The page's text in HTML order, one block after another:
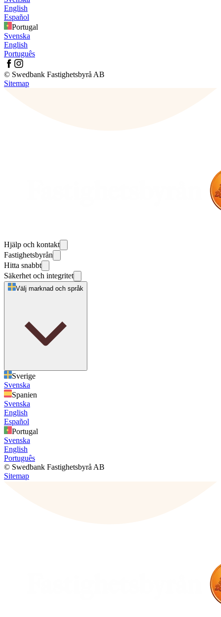
English
Español
Portugal
Svenska
English
Português
© Swedbank Fastighetsbyrå AB
Sitemap
Hjälp och kontakt
Fastighetsbyrån
Hitta snabbt
Säkerhet och integritet
Välj marknad och språk
Sverige
Svenska
Spanien
Svenska
English
Español
Portugal
Svenska
English
Português
© Swedbank Fastighetsbyrå AB
Sitemap